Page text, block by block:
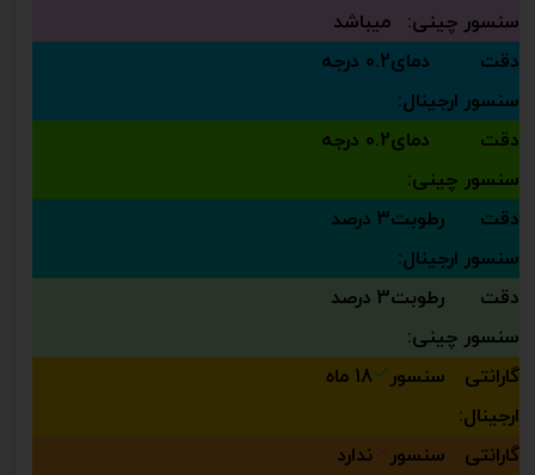
سنسور چینی: میباشد
دقت دمای
سنسور ارجینال:
0.2 درجه
دقت دمای
سنسور چینی:
0.2 درجه
دقت رطوبت
سنسور ارجینال:
3 درصد
دقت رطوبت
سنسور چینی:
3 درصد
گارانتی سنسور
ارجینال:
18 ماه
گارانتی سنسور
ندارد